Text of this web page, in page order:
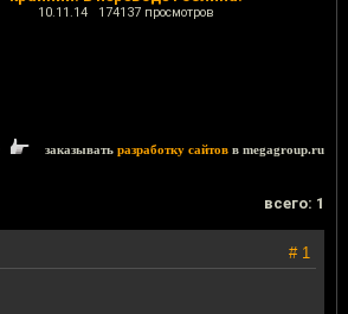
10.11.14 174137 просмотров
заказывать разработку сайтов в megagroup.ru
всего: 1
# 1